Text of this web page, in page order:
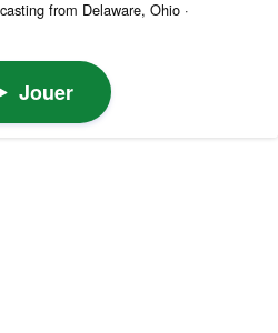
from Delaware, Ohio ·
Jouer